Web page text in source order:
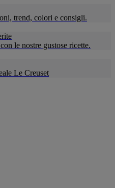
trend, colori e consigli.
le nostre gustose ricette.
Le Creuset